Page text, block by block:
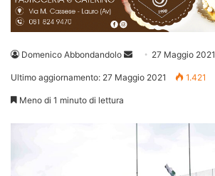
Domenico Abbondandolo
Invia 27 Maggio 2021
Ultimo aggiornamento: 27 Maggio 2021 1.421
Meno di 1 minuto di lettura